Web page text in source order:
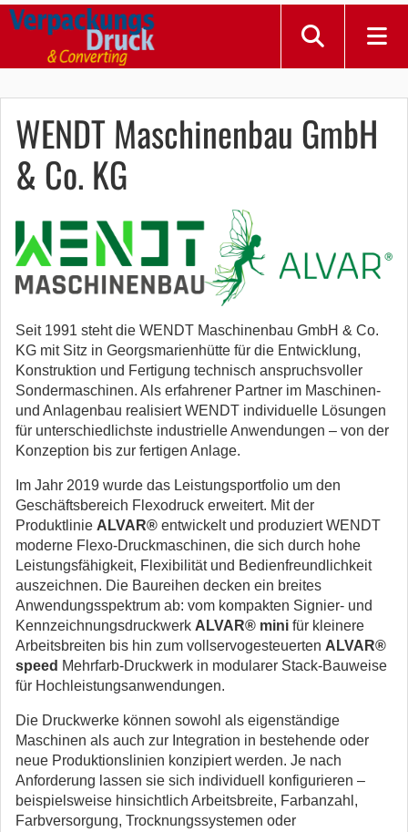
WENDT Maschinenbau GmbH
& Co. KG
Seit 1991 steht die WENDT Maschinenbau GmbH & Co.
KG mit Sitz in Georgsmarienhütte für die Entwicklung,
Konstruktion und Fertigung technisch anspruchsvoller
Sondermaschinen. Als erfahrener Partner im Maschinen-
und Anlagenbau realisiert WENDT individuelle Lösungen
für unterschiedlichste industrielle Anwendungen – von der
Konzeption bis zur fertigen Anlage.
Im Jahr 2019 wurde das Leistungsportfolio um den
Geschäftsbereich Flexodruck erweitert. Mit der
Produktlinie ALVAR® entwickelt und produziert WENDT
moderne Flexo-Druckmaschinen, die sich durch hohe
Leistungsfähigkeit, Flexibilität und Bedienfreundlichkeit
auszeichnen. Die Baureihen decken ein breites
Anwendungsspektrum ab: vom kompakten Signier- und
Kennzeichnungsdruckwerk ALVAR® mini für kleinere
Arbeitsbreiten bis hin zum vollservogesteuerten ALVAR®
speed Mehrfarb-Druckwerk in modularer Stack-Bauweise
für Hochleistungsanwendungen.
Die Druckwerke können sowohl als eigenständige
Maschinen als auch zur Integration in bestehende oder
neue Produktionslinien konzipiert werden. Je nach
Anforderung lassen sie sich individuell konfigurieren –
beispielsweise hinsichtlich Arbeitsbreite, Farbanzahl,
Farbversorgung, Trocknungssystemen oder